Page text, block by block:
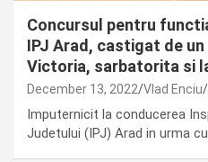
Concursul pentru
IPJ Arad, castigat de
Victoria, sarbatorita si
December 13, 2022 Vlad Enciu
Imputernicit la conducerea
Judetului (IPJ) Arad in urma